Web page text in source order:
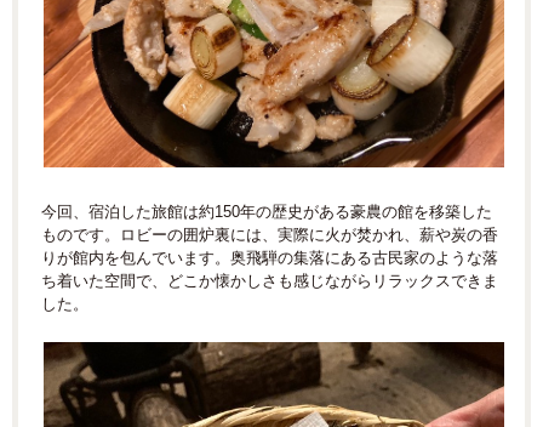
今回、宿泊した旅館は約150年の歴史がある豪農の館を移築した
ものです。ロビーの囲炉裏には、実際に火が焚かれ、薪や炭の香
りが館内を包んでいます。奥飛騨の集落にある古民家のような落
ち着いた空間で、どこか懐かしさも感じながらリラックスできま
した。